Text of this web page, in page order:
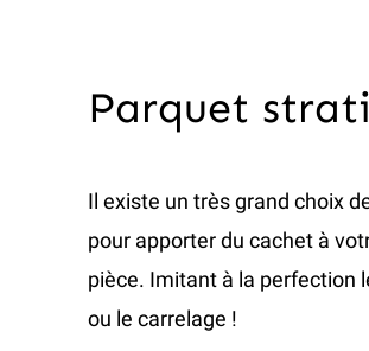
L’entreprise
Services
Vente et pose
Réalisations
Parquet
Il existe un très grand choix
pour apporter du cachet à
pièce. Imitant à la perfection
ou le carrelage !